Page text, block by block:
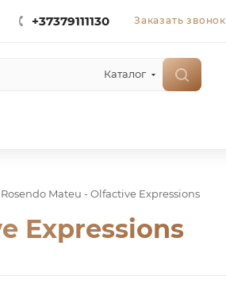
+37379111130 Заказать звонок
Каталог
Rosendo Mateu - Olfactive Expressions
Expressions